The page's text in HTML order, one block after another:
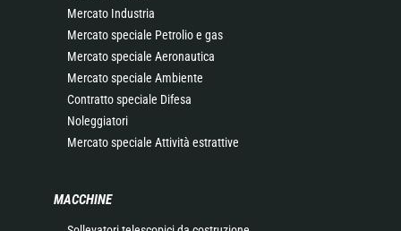
Mercato Industria
Mercato speciale Petrolio e gas
Mercato speciale Aeronautica
Mercato speciale Ambiente
Contratto speciale Difesa
Noleggiatori
Mercato speciale Attività estrattive
MACCHINE